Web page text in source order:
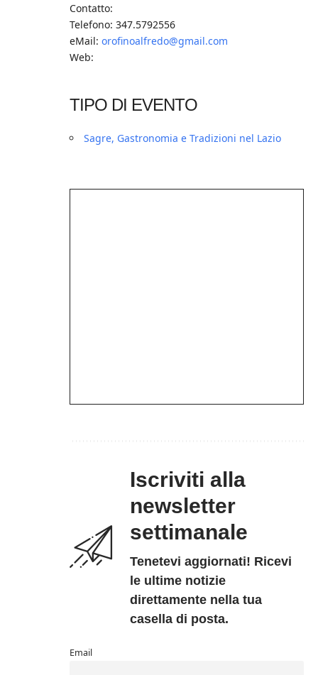
Contatto:
Telefono: 347.5792556
eMail: orofinoalfredo@gmail.com
Web:
TIPO DI EVENTO
Sagre, Gastronomia e Tradizioni nel Lazio
Iscriviti alla
newsletter
settimanale
Tenetevi aggiornati! Ricevi
le ultime notizie
direttamente nella tua
casella di posta.
Email